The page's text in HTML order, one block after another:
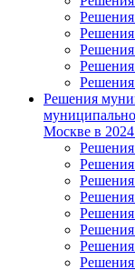
Решения
Решения
Решения
Решения
Решения
Решения
Москве в
Решения
Решения
Решения
Решения
Решения
Решения
Решения
Решения